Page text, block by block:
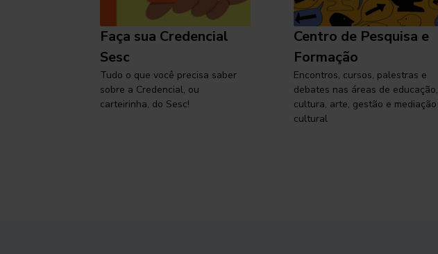
Faça sua Credencial
Sesc
Tudo o que você precisa saber
sobre a Credencial, ou
carteirinha, do Sesc!
Centro de Pesquisa e
Formação
Encontros, cursos, palestras e
debates nas áreas de educação,
cultura, arte, gestão e mediação
cultural